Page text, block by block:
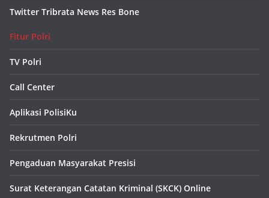
Twitter Tribrata News Res Bone
Fitur Polri
TV Polri
Call Center
Aplikasi PolisiKu
Rekrutmen Polri
Pengaduan Masyarakat Presisi
Surat Keterangan Catatan Kriminal (SKCK) Online